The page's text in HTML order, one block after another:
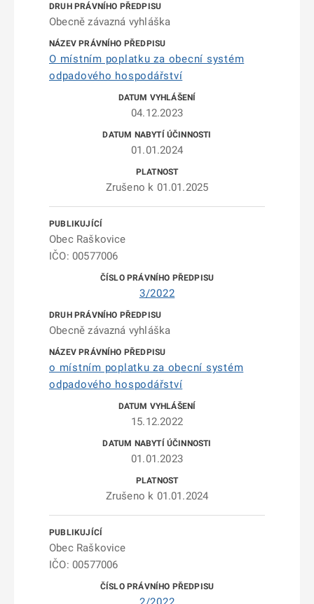
Obecně závazná vyhláška
O místním poplatku za obecní systém
odpadového hospodářství
04.12.2023
01.01.2024
Zrušeno k 01.01.2025
Obec Raškovice
IČO: 00577006
3/2022
Obecně závazná vyhláška
o místním poplatku za obecní systém
odpadového hospodářství
15.12.2022
01.01.2023
Zrušeno k 01.01.2024
Obec Raškovice
IČO: 00577006